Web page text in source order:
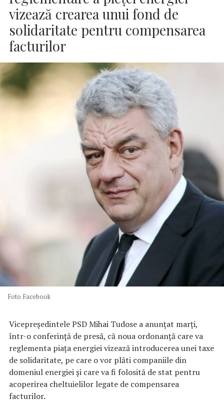
vizează crearea unui fond de
solidaritate pentru compensarea
facturilor
Foto Facebook
Vicepreşedintele PSD Mihai Tudose a anunţat marţi,
într-o conferinţă de presă, că noua ordonanţă care va
reglementa piaţa energiei vizează introducerea unei taxe
de solidaritate, pe care o vor plăti companiile din
domeniul energiei şi care va fi folosită de stat pentru
acoperirea cheltuielilor legate de compensarea
facturilor.